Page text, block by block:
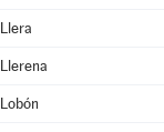
Llera
Llerena
Lobón